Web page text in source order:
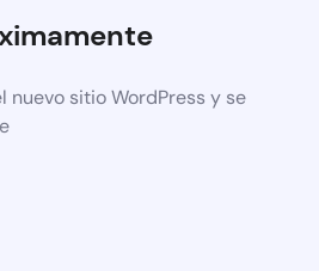
nuevo sitio WordPress y se